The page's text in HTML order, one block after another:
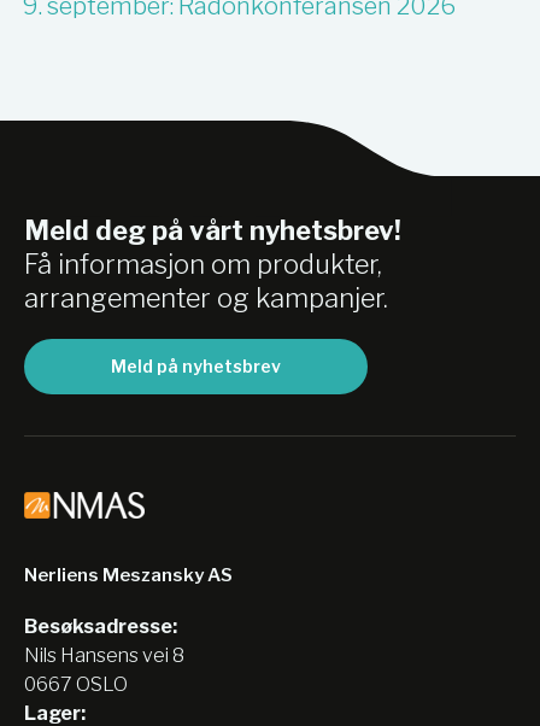
Meld deg på vårt nyhetsbrev!
Få informasjon om produkter,
arrangementer og kampanjer.
Meld på nyhetsbrev
Nerliens Meszansky AS
Besøksadresse:
Nils Hansens vei 8
0667 OSLO
Lager: